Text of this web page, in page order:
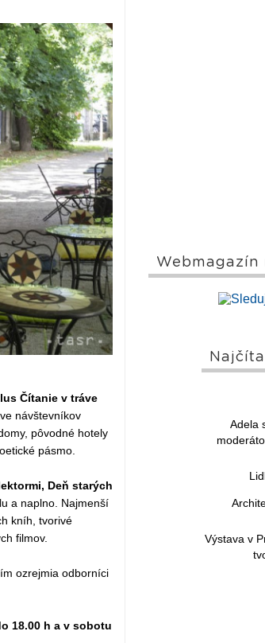
Čítanie v tráve
návštevníkov
pôvodné hotely
pásmo.
Deň starých
a naplno. Najmenší
kníh, tvorivé
filmov.
ozrejmia odborníci
18.00 h a v sobotu
Webmagazín
Adela
Výstava v